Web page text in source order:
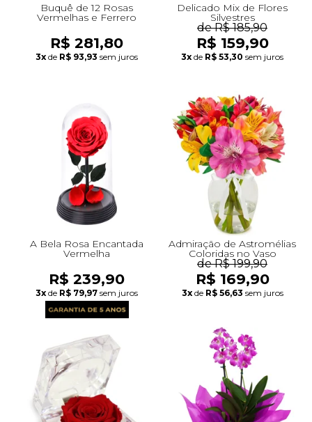
Buquê de 12 Rosas
Vermelhas e Ferrero
R$ 281,80
3x de R$ 93,93 sem juros
Delicado Mix de Flores
Silvestres
de R$ 185,90
R$ 159,90
3x de R$ 53,30 sem juros
A Bela Rosa Encantada
Vermelha
R$ 239,90
3x de R$ 79,97 sem juros
Admiração de Astromélias
Coloridas no Vaso
de R$ 199,90
R$ 169,90
3x de R$ 56,63 sem juros